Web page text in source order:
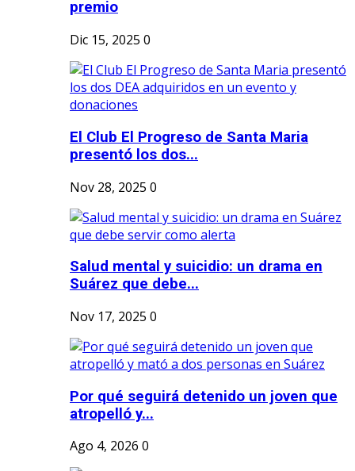
premio
Dic 15, 2025 0
El Club El Progreso de Santa Maria
presentó los dos...
Nov 28, 2025 0
Salud mental y suicidio: un drama en
Suárez que debe...
Nov 17, 2025 0
Por qué seguirá detenido un joven que
atropelló y...
Ago 4, 2026 0